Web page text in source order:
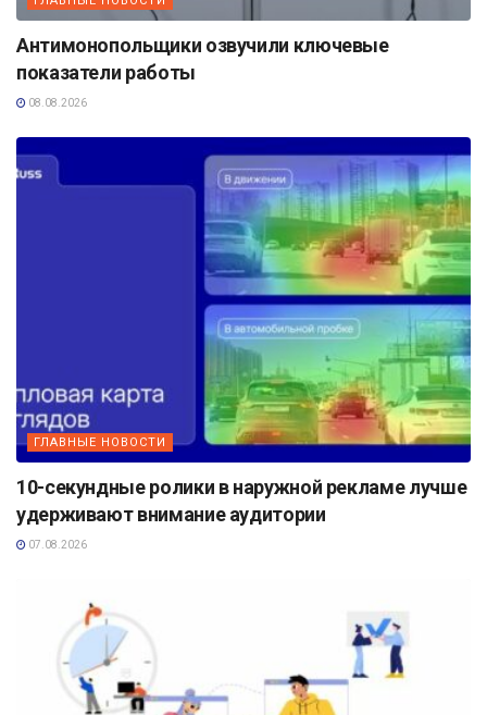
Антимонопольщики озвучили ключевые
показатели работы
08.08.2026
ГЛАВНЫЕ НОВОСТИ
10-секундные ролики в наружной рекламе лучше
удерживают внимание аудитории
07.08.2026